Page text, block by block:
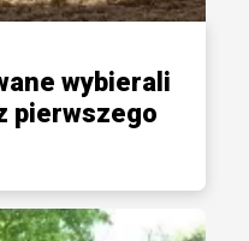
wybierali
pierwszego